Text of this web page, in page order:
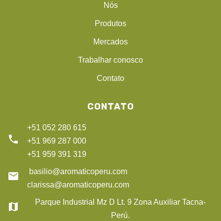
Nós
Produtos
Mercados
Trabalhar conosco
Contato
CONTATO
phone
+51 052 280 615
+51 969 287 000
+51 959 391 319
email
basilio@aromaticoperu.com
clarissa@aromaticoperu.com
map
Parque Industrial Mz D Lt. 9 Zona Auxiliar Tacna-
Perú.